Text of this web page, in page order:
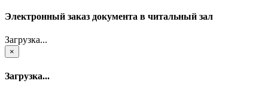
Электронный заказ документа в читальный зал
Загрузка...
×
Загрузка...